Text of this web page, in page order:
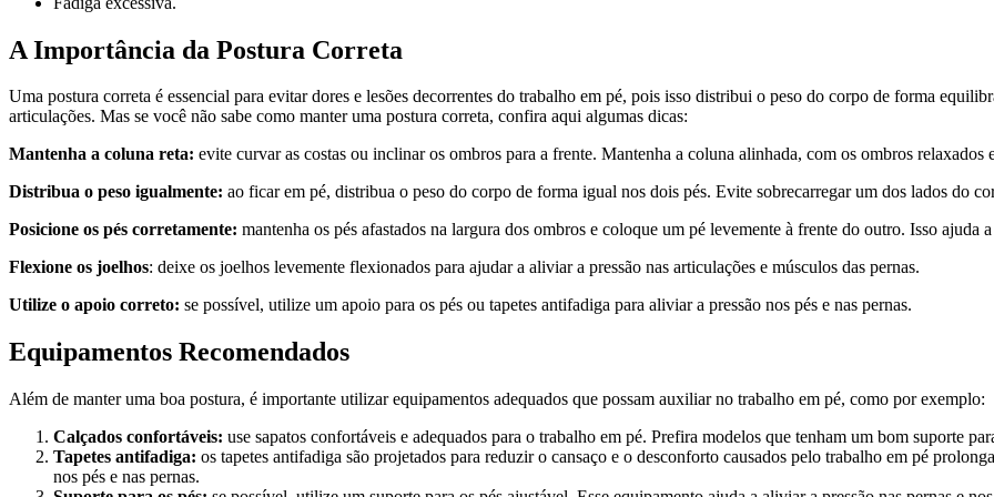
A Importância da Postura Correta
Uma postura correta é essencial para evitar dores e lesões decorrentes do trabalho em pé, pois isso distribui o peso do corpo de forma
articulações. Mas se você não sabe como manter uma postura correta, confira aqui algumas dicas:
Mantenha a coluna reta: evite curvar as costas ou inclinar os ombros para a frente. Mantenha a coluna alinhada, com os ombros relaxados
Distribua o peso igualmente: ao ficar em pé, distribua o peso do corpo de forma igual nos dois pés. Evite sobrecarregar um dos lados do
Posicione os pés corretamente: mantenha os pés afastados na largura dos ombros e coloque um pé levemente à frente do outro. Isso ajuda
Flexione os joelhos: deixe os joelhos levemente flexionados para ajudar a aliviar a pressão nas articulações e músculos das pernas.
Utilize o apoio correto: se possível, utilize um apoio para os pés ou tapetes antifadiga para aliviar a pressão nos pés e nas pernas.
Equipamentos Recomendados
Além de manter uma boa postura, é importante utilizar equipamentos adequados que possam auxiliar no trabalho em pé, como por exemplo:
Calçados confortáveis: use sapatos confortáveis e adequados para o trabalho em pé. Prefira modelos que tenham um bom suporte
Tapetes antifadiga: os tapetes antifadiga são projetados para reduzir o cansaço e o desconforto causados pelo trabalho em pé
nos pés e nas pernas.